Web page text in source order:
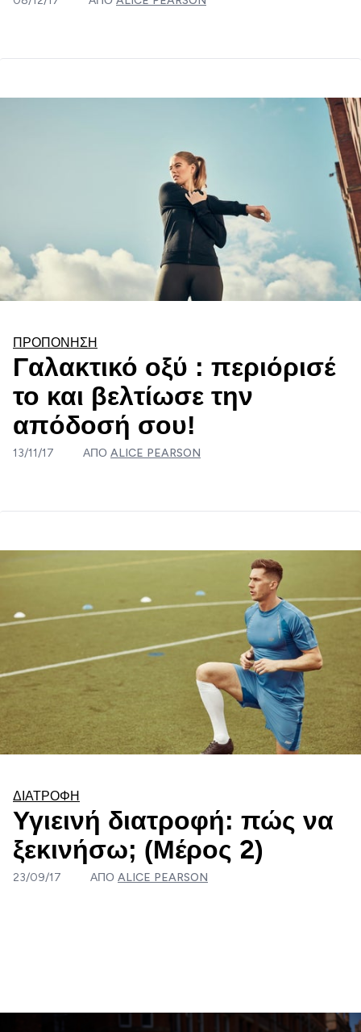
ΠΡΟΠΌΝΗΣΗ
Γαλακτικό οξύ : περιόρισέ
το και βελτίωσε την
απόδοσή σου!
13/11/17 ΑΠΌ ALICE PEARSON
ΔΙΑΤΡΟΦΉ
Υγιεινή διατροφή: πώς να
ξεκινήσω; (Μέρος 2)
23/09/17 ΑΠΌ ALICE PEARSON